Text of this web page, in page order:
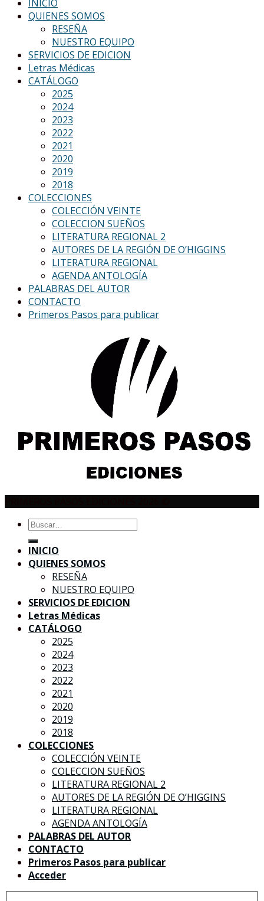
INICIO
QUIENES SOMOS
RESEÑA
NUESTRO EQUIPO
SERVICIOS DE EDICION
Letras Médicas
CATÁLOGO
2025
2024
2023
2022
2021
2020
2019
2018
COLECCIONES
COLECCIÓN VEINTE
COLECCION SUEÑOS
LITERATURA REGIONAL 2
AUTORES DE LA REGIÓN DE O’HIGGINS
LITERATURA REGIONAL
AGENDA ANTOLOGÍA
PALABRAS DEL AUTOR
CONTACTO
Primeros Pasos para publicar
Buscar
por:
INICIO
QUIENES SOMOS
RESEÑA
NUESTRO EQUIPO
SERVICIOS DE EDICION
Letras Médicas
CATÁLOGO
2025
2024
2023
2022
2021
2020
2019
2018
COLECCIONES
COLECCIÓN VEINTE
COLECCION SUEÑOS
LITERATURA REGIONAL 2
AUTORES DE LA REGIÓN DE O’HIGGINS
LITERATURA REGIONAL
AGENDA ANTOLOGÍA
PALABRAS DEL AUTOR
CONTACTO
Primeros Pasos para publicar
Acceder